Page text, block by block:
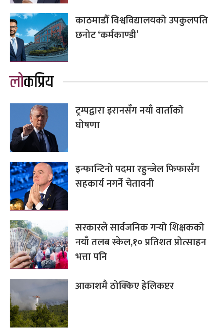
काठमाडौँ विश्वविद्यालयको उपकुलपति
छनोट ‘कर्मकाण्डी’
लोकप्रिय
ट्रम्पद्वारा इरानसँग नयाँ वार्ताको
घोषणा
इन्फान्टिनो पदमा रहुन्जेल फिफासँग
सहकार्य नगर्ने चेतावनी
सरकारले सार्वजनिक गर्‍यो शिक्षकको
नयाँ तलब स्केल,१० प्रतिशत प्रोत्साहन
भत्ता पनि
आकाशमै ठोक्किए हेलिकप्टर